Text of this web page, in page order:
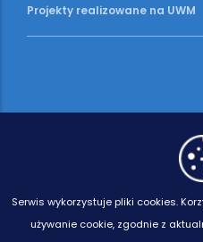
Projekty realizowane na UWM
Serwis wykorzystuje pliki cookies.
używanie cookie, zgodnie z